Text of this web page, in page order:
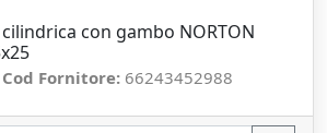
con gambo NORTON
Cod Fornitore: 66243452988